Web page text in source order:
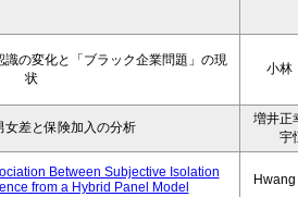
の変化と「ブラック企業問題」の現
状
小
女差と保険加入の分析
増井正
宇
Between Subjective Isolation
from a Hybrid Panel Model